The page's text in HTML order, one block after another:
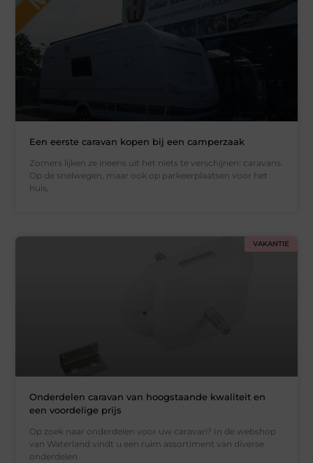
Een eerste caravan kopen bij een camperzaak
Zomers lijken ze ineens uit het niets te verschijnen: caravans.
Op de snelwegen, maar ook op parkeerplaatsen voor het
huis,
VAKANTIE
Onderdelen caravan van hoogstaande kwaliteit en
een voordelige prijs
Op zoek naar onderdelen voor uw caravan? In de webshop
van Waterland vindt u een ruim assortiment van diverse
onderdelen